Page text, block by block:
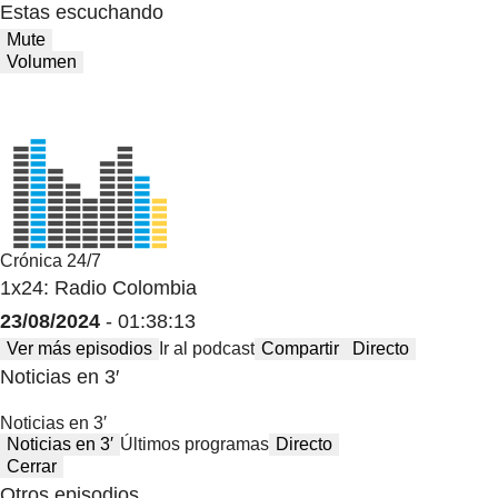
Estas escuchando
Mute
Volumen
Crónica 24/7
1x24: Radio Colombia
23/08/2024 - 01:38:13
Ver más episodios Ir al podcast Compartir Directo
Noticias en 3′
Noticias en 3′
Noticias en 3′ Últimos programas Directo
Cerrar